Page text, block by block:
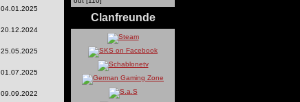
04.01.2025
20.12.2024
25.05.2025
01.07.2025
09.09.2022
Clanfreunde